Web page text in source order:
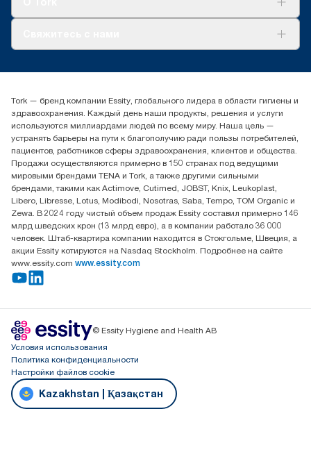
(+7) 777 779 0095
Контакты на рынках СНГ
ООО «Эссити», Представительство в Казахстане Пр.
Достык, 210, 2 блок, 3 этаж,
офис №32 050051, г.
Алматы, Казахстан
Tork — бренд компании Essity, глобального лидера в области гигиены и
здравоохранения. Каждый день наши продукты, решения и услуги
используются миллиардами людей по всему миру. Наша цель —
устранять барьеры на пути к благополучию ради пользы потребителей,
пациентов, работников сферы здравоохранения, клиентов и общества.
Продажи осуществляются примерно в 150 странах под ведущими
мировыми брендами TENA и Tork, а также другими сильными
брендами, такими как Actimove, Cutimed, JOBST, Knix, Leukoplast,
Libero, Libresse, Lotus, Modibodi, Nosotras, Saba, Tempo, TOM Organic и
Zewa. В 2024 году чистый объем продаж Essity составил примерно 146
млрд шведских крон (13 млрд евро), а в компании работало 36 000
человек. Штаб-квартира компании находится в Стокгольме, Швеция, а
акции Essity котируются на Nasdaq Stockholm. Подробнее на сайте
www.essity.com www.essity.com
© Essity Hygiene and Health AB
Условия использования
Политика конфиденциальности
Настройки файлов cookie
Kazakhstan | Қазақстан